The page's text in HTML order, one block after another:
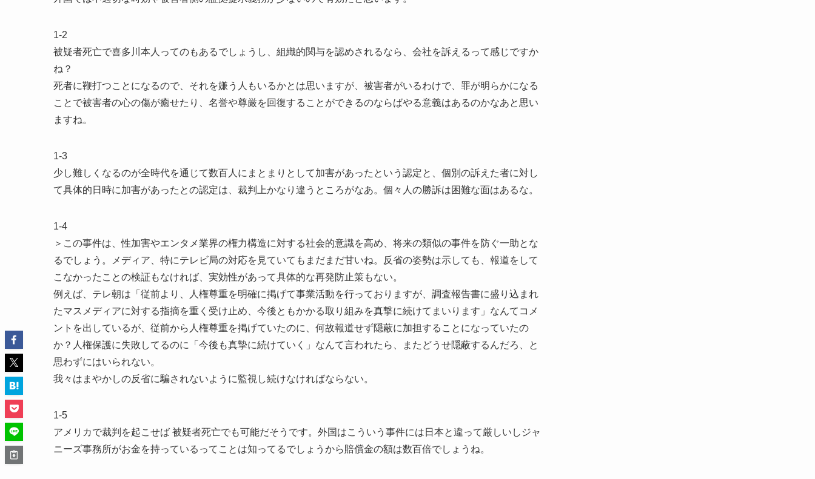
1-2
被疑者死亡で喜多川本人ってのもあるでしょうし、組織的関与を認めされるなら、会社を訴えるって感じですか
ね？
死者に鞭打つことになるので、それを嫌う人もいるかとは思いますが、被害者がいるわけで、罪が明らかになる
ことで被害者の心の傷が癒せたり、名誉や尊厳を回復することができるのならばやる意義はあるのかなあと思い
ますね。
1-3
少し難しくなるのが全時代を通じて数百人にまとまりとして加害があったという認定と、個別の訴えた者に対し
て具体的日時に加害があったとの認定は、裁判上かなり違うところがなあ。個々人の勝訴は困難な面はあるな。
1-4
＞この事件は、性加害やエンタメ業界の権力構造に対する社会的意識を高め、将来の類似の事件を防ぐ一助とな
るでしょう。メディア、特にテレビ局の対応を見ていてもまだまだ甘いね。反省の姿勢は示しても、報道をして
こなかったことの検証もなければ、実効性があって具体的な再発防止策もない。
例えば、テレ朝は「従前より、人権尊重を明確に掲げて事業活動を行っておりますが、調査報告書に盛り込まれ
たマスメディアに対する指摘を重く受け止め、今後ともかかる取り組みを真撃に続けてまいります」なんてコメ
ントを出しているが、従前から人権尊重を掲げていたのに、何故報道せず隠蔽に加担することになっていたの
か？人権保護に失敗してるのに「今後も真摯に続けていく」なんて言われたら、またどうせ隠蔽するんだろ、と
思わずにはいられない。
我々はまやかしの反省に騙されないように監視し続けなければならない。
1-5
アメリカで裁判を起こせば 被疑者死亡でも可能だそうです。外国はこういう事件には日本と違って厳しいしジャ
ニーズ事務所がお金を持っているってことは知ってるでしょうから賠償金の額は数百倍でしょうね。